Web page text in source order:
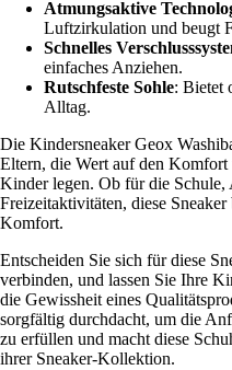
Atmungsaktive
Luftzirkulation und beugt
Schnelles
einfaches Anziehen.
Rutschfeste Sohle: Bietet
Alltag.
Die Kindersneaker Geox
Eltern, die Wert auf den
Kinder legen. Ob für die Schule,
Freizeitaktivitäten, diese
Komfort.
Entscheiden Sie sich für diese
verbinden, und lassen Sie Ihre
die Gewissheit eines
sorgfältig durchdacht, um die
zu erfüllen und macht diese
ihrer Sneaker-Kollektion.